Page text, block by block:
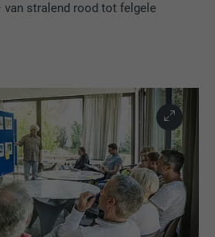
stralend rood tot felgele